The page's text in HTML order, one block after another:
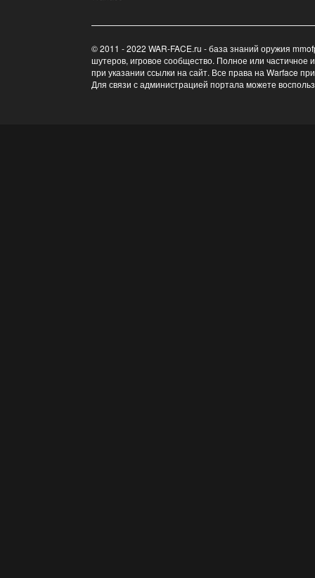
© 2011 - 2022 WAR-FACE.ru - база знаний оружия
шутеров, игровое сообщество. Полное или частичное
при указании ссылки на сайт. Все права на Warface
Для связи с администрацией портала можете